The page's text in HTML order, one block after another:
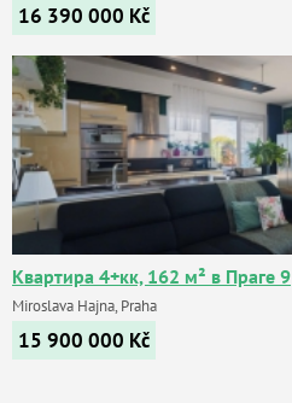
16 390 000 Kč
Квартира 4+кк, 162 м² в Праге 9
Miroslava Hajna, Praha
15 900 000 Kč